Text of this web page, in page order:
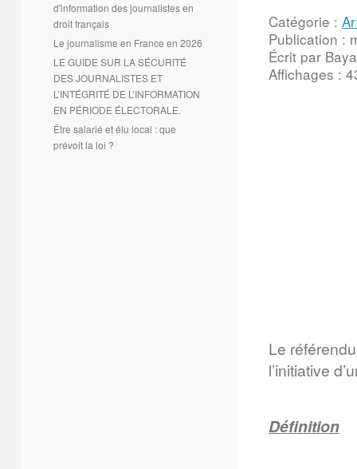
d'information des journalistes en
droit français
Le journalisme en France en 2026
LE GUIDE SUR LA SÉCURITÉ
DES JOURNALISTES ET
L’INTÉGRITÉ DE L’INFORMATION
EN PÉRIODE ÉLECTORALE.
Être salarié et élu local : que
prévoit la loi ?
Catégorie :
Publication :
Écrit par
Affichages :
Le
l’initiative
Définition